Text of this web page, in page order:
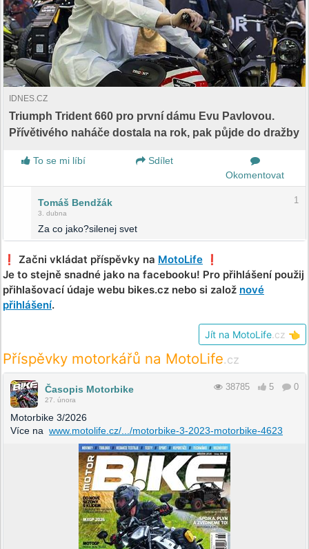
IDNES.CZ
Triumph Trident 660 pro první dámu Evu Pavlovou.
Přívětivého naháče dostala na rok, pak půjde do dražby
To se mi líbí
Sdílet
Okomentovat
Tomáš Bendžák
3. dubna
1
Za co jako?silenej svet
❗️ Začni vkládat příspěvky na MotoLife ❗️
Je to stejně snadné jako na facebooku! Pro přihlášení použij
přihlašovací údaje webu bikes.cz nebo si založ nové
přihlášení.
Jít na MotoLife .cz 👈
Příspěvky motorkářů na MotoLife.cz
Časopis Motorbike
27. února
38785 5 0
Motorbike 3/2026
Více na www.motolife.cz/.../motorbike-3-2023-motorbike-4623